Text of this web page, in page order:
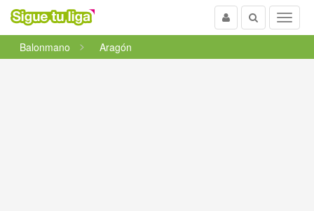
Menu
Buscar
Usuario
Balonmano
Aragón